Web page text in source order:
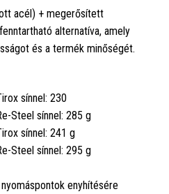
acél) + megerősített
alternatíva, amely
és a termék minőségét.
sínnel: 230
Steel sínnel: 285 g
sínnel: 241 g
Steel sínnel: 295 g
enyhítésére